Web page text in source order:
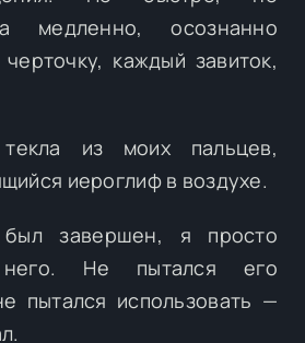
медленно, осознанно
каждый завиток,
из моих пальцев,
иероглиф в воздухе.
завершен, я просто
Не пытался его
пытался использовать —